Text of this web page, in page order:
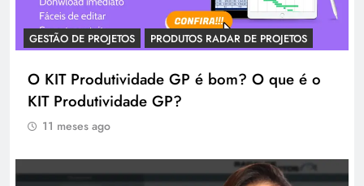
GESTÃO DE PROJETOS PRODUTOS RADAR DE PROJETOS
O KIT Produtividade GP é bom? O que é o
KIT Produtividade GP?
11 meses ago